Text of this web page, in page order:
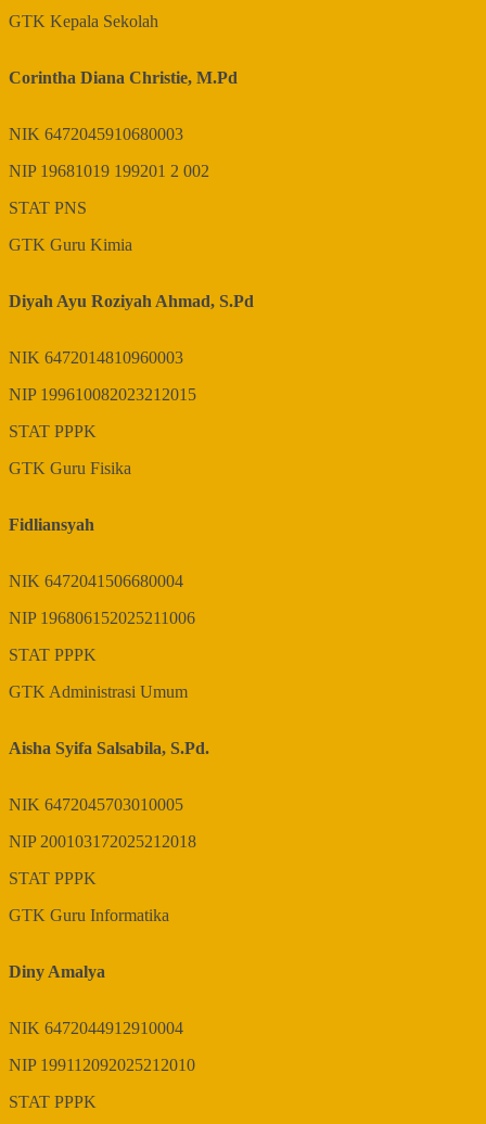
GTK Kepala Sekolah
Corintha Diana Christie, M.Pd
NIK 6472045910680003
NIP 19681019 199201 2 002
STAT PNS
GTK Guru Kimia
Diyah Ayu Roziyah Ahmad, S.Pd
NIK 6472014810960003
NIP 199610082023212015
STAT PPPK
GTK Guru Fisika
Fidliansyah
NIK 6472041506680004
NIP 196806152025211006
STAT PPPK
GTKAdministrasi Umum
Aisha Syifa Salsabila, S.Pd.
NIK 6472045703010005
NIP200103172025212018
STAT PPPK
GTK Guru Informatika
Diny Amalya
NIK 6472044912910004
NIP 199112092025212010
STAT PPPK